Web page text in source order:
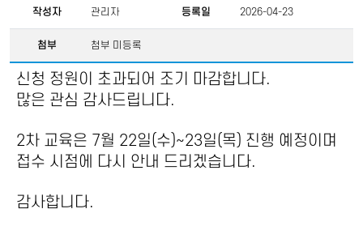
작성자 관리자 등록일 2026-04-23
첨부 첨부 미등록
신청 정원이 초과되어 조기 마감합니다.
많은 관심 감사드립니다.
2차 교육은 7월 22일(수)~23일(목) 진행 예정이며
접수 시점에 다시 안내 드리겠습니다.
감사합니다.